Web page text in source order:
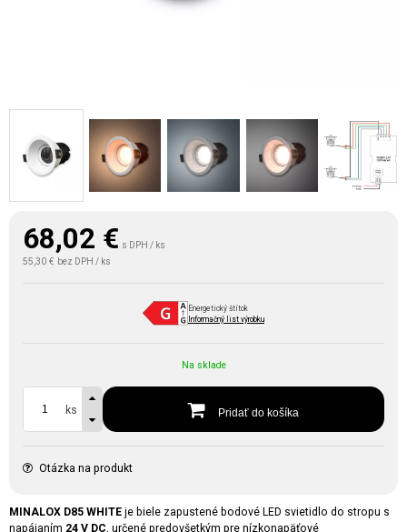
68,02 € s DPH / ks
55,30 € bez DPH / ks
Energetický štítok
Informačný list výrobku
Na sklade
ks Pridať do košíka
Otázka na produkt
MINALOX D85 WHITE je biele zapustené bodové LED svietidlo do stropu s
napájaním 24 V DC, určené predovšetkým pre nízkonapäťové